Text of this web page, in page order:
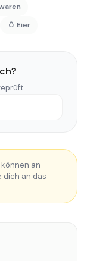
🥚 Eier
an
dich an das